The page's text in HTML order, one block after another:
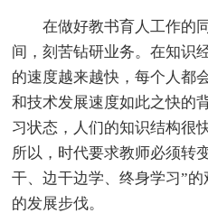
在做好教书育人工作的
间，刻苦钻研业务。在知识
的速度越来越快，每个人都
和技术发展速度如此之快的
习状态，人们的知识结构很
所以，时代要求教师必须转
干、边干边学、终身学习”
的发展步伐。